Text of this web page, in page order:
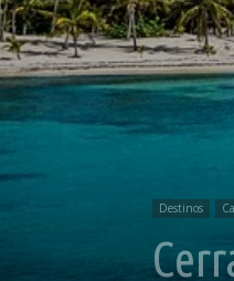
Destinos